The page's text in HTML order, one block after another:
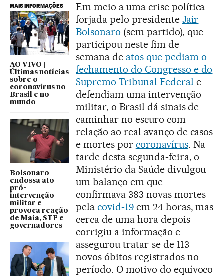
MAIS INFORMAÇÕES
AO VIVO |
Últimas notícias
sobre o
coronavírus no
Brasil e no
mundo
Bolsonaro
endossa ato
pró-
intervenção
militar e
provoca reação
de Maia, STF e
governadores
Em meio a uma crise política
forjada pelo presidente Jair
Bolsonaro (sem partido), que
participou neste fim de
semana de atos que pediam o
fechamento do Congresso e do
Supremo Tribunal Federal e
defendiam uma intervenção
militar, o Brasil dá sinais de
caminhar no escuro com
relação ao real avanço de casos
e mortes por coronavírus. Na
tarde desta segunda-feira, o
Ministério da Saúde divulgou
um balanço em que
confirmava 383 novas mortes
pela covid-19em 24 horas, mas
cerca de uma hora depois
corrigiu a informação e
assegurou tratar-se de 113
novos óbitos registrados no
período. O motivo do equívoco